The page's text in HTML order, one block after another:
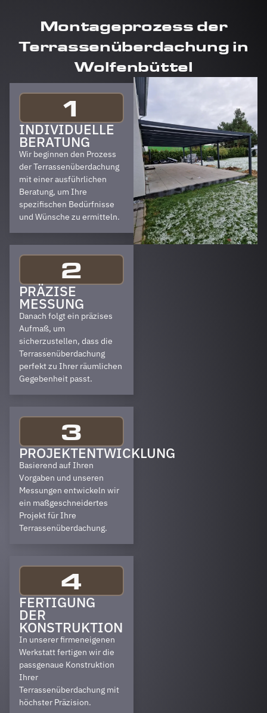
Montageprozess der
Terrassenüberdachung in
Wolfenbüttel
1
INDIVIDUELLE
BERATUNG
Wir beginnen den Prozess
der Terrassenüberdachung
mit einer ausführlichen
Beratung, um Ihre
spezifischen Bedürfnisse
und Wünsche zu ermitteln.
2
PRÄZISE
MESSUNG
Danach folgt ein präzises
Aufmaß, um
sicherzustellen, dass die
Terrassenüberdachung
perfekt zu Ihrer räumlichen
Gegebenheit passt.
3
PROJEKTENTWICKLUNG
Basierend auf Ihren
Vorgaben und unseren
Messungen entwickeln wir
ein maßgeschneidertes
Projekt für Ihre
Terrassenüberdachung.
4
FERTIGUNG
DER
KONSTRUKTION
In unserer firmeneigenen
Werkstatt fertigen wir die
passgenaue Konstruktion
Ihrer
Terrassenüberdachung mit
höchster Präzision.